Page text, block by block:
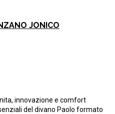
JONICO
innovazione e comfort
del divano Paolo formato